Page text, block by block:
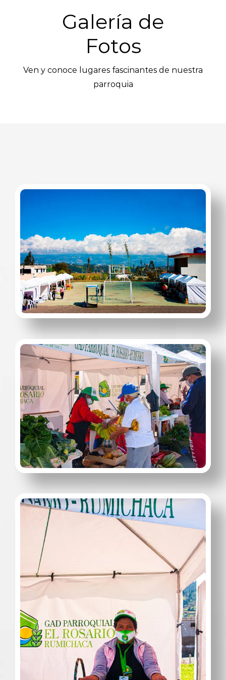
Galería de
Fotos
Ven y conoce lugares fascinantes de nuestra
parroquia